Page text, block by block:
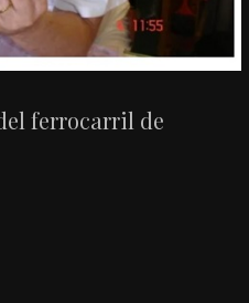
ferrocarril de